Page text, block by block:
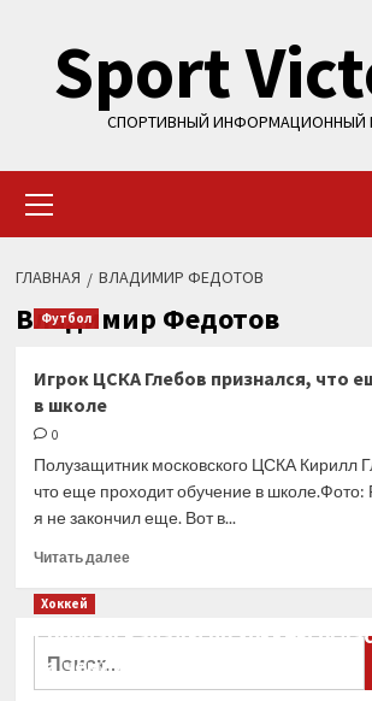
содержимому
Sport
СПОРТИВНЫЙ ИНФОРМАЦИОННЫЙ
меню
ГЛАВНАЯ ВЛАДИМИР ФЕДОТОВ
Владимир Федотов
Футбол
Игрок ЦСКА Глебов признался, что
в школе
0
Полузащитник московского ЦСКА Кирилл
что еще проходит обучение в
я не закончил еще. Вот в...
Читать далееПрочитать
признался,
Хоккей
Сборная Канады по хоккею
на чемпионат мира